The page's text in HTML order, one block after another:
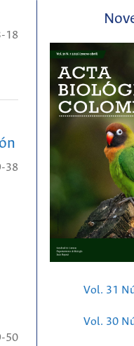
18
38
50
Vol. 31
Vol. 30